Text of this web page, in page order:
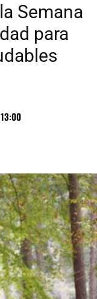
Semana
para